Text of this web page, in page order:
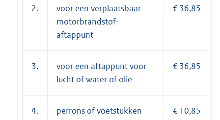
2.
voor een verplaatsbaar
motorbrandstof-
aftappunt
€ 36,85
3.
voor een aftappunt voor
lucht of water of olie
€ 36,85
4. perrons of voetstukken € 10,85